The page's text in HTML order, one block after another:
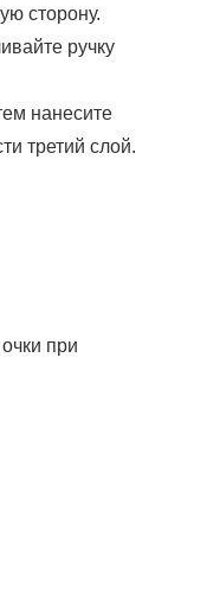
сторону.
ручку
нанесите
третий слой.
при